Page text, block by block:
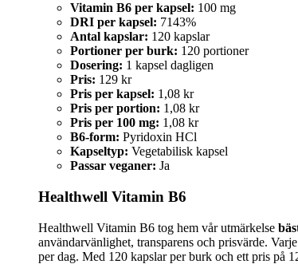
Vitamin B6 per kapsel: 100 mg
DRI per kapsel: 7143%
Antal kapslar: 120 kapslar
Portioner per burk: 120 portioner
Dosering: 1 kapsel dagligen
Pris: 129 kr
Pris per kapsel: 1,08 kr
Pris per portion: 1,08 kr
Pris per 100 mg: 1,08 kr
B6-form: Pyridoxin HCl
Kapseltyp: Vegetabilisk kapsel
Passar veganer: Ja
Healthwell Vitamin B6
Healthwell Vitamin B6 tog hem vår utmärkelse
användarvänlighet, transparens och prisvärde.
per dag. Med 120 kapslar per burk och ett pris på